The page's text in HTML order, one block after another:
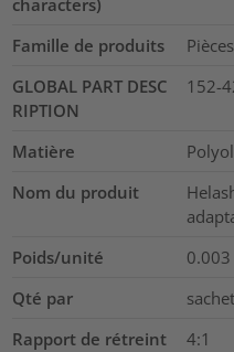
characters)
Famille de produits
GLOBAL PART DESC
RIPTION
152-
Matière
Nom du produit
Poids/unité
0.003
Qté par
sachet
Rapport de rétreint
4:1